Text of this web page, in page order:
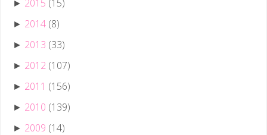
► 2015 (15)
► 2014 (8)
► 2013 (33)
► 2012 (107)
► 2011 (156)
► 2010 (139)
► 2009 (14)